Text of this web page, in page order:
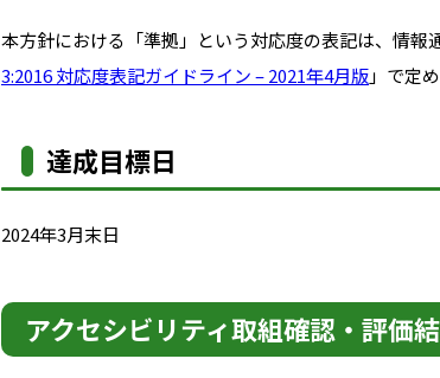
本方針における「準拠」という対応度の表記は、情
3:2016 対応度表記ガイドライン – 2021年4月版」で定
達成目標日
2024年3月末日
アクセシビリティ取組確認・評価